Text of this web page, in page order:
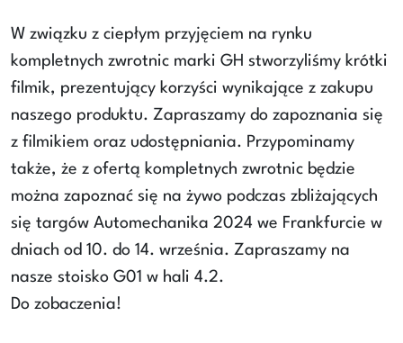
W związku z ciepłym przyjęciem na rynku
kompletnych zwrotnic marki GH stworzyliśmy krótki
filmik, prezentujący korzyści wynikające z zakupu
naszego produktu. Zapraszamy do zapoznania się
z filmikiem oraz udostępniania. Przypominamy
także, że z ofertą kompletnych zwrotnic będzie
można zapoznać się na żywo podczas zbliżających
się targów Automechanika 2024 we Frankfurcie w
dniach od 10. do 14. września. Zapraszamy na
nasze stoisko G01 w hali 4.2.
Do zobaczenia!